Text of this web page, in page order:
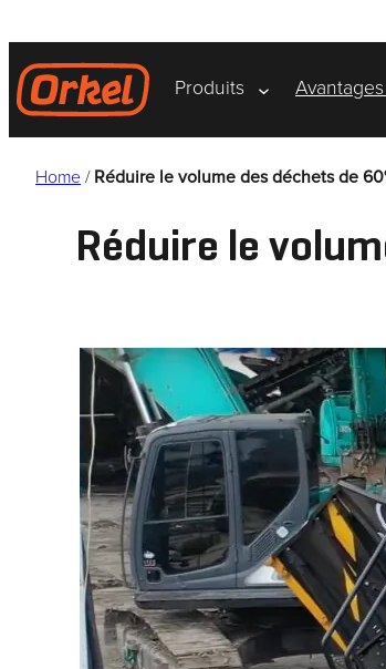
au
contenu
Produits
Home /Réduire le volume des déchets de
Réduire le